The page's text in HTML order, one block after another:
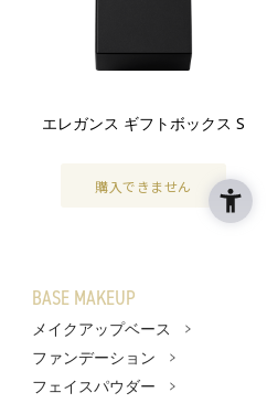
エレガンス ギフトボックス S
購入できません
BASE MAKEUP
メイクアップベース
ファンデーション
フェイスパウダー